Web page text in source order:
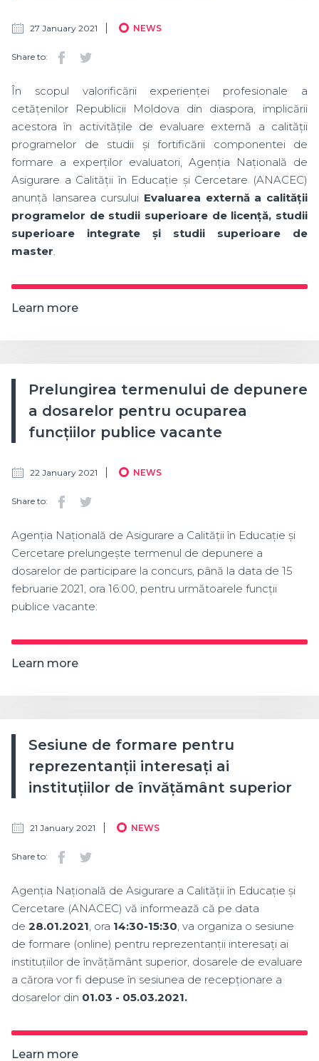
27 January 2021 NEWS
Share to:
În scopul valorificării experienței profesionale a
cetățenilor Republicii Moldova din diaspora, implicării
acestora în activitățile de evaluare externă a calității
programelor de studii și fortificării componentei de
formare a experților evaluatori, Agenția Națională de
Asigurare a Calității în Educație și Cercetare (ANACEC)
anunță lansarea cursului Evaluarea externă a calității
programelor de studii superioare de licență, studii
superioare integrate și studii superioare de
master.
Learn more
Prelungirea termenului de depunere
a dosarelor pentru ocuparea
funcțiilor publice vacante
22 January 2021 NEWS
Share to:
Agenția Națională de Asigurare a Calității în Educație și
Cercetare prelungește termenul de depunere a
dosarelor de participare la concurs, până la data de 15
februarie 2021, ora 16:00, pentru următoarele funcții
publice vacante:
Learn more
Sesiune de formare pentru
reprezentanții interesați ai
instituțiilor de învățământ superior
21 January 2021 NEWS
Share to:
Agenția Națională de Asigurare a Calității în Educație și
Cercetare (ANACEC) vă informează că pe data
de 28.01.2021, ora 14:30-15:30, va organiza o sesiune
de formare (online) pentru reprezentanții interesați ai
instituțiilor de învățământ superior, dosarele de evaluare
a cărora vor fi depuse în sesiunea de recepționare a
dosarelor din 01.03 - 05.03.2021.
Learn more